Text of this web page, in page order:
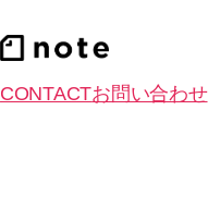
CONTACTお問い合わせ